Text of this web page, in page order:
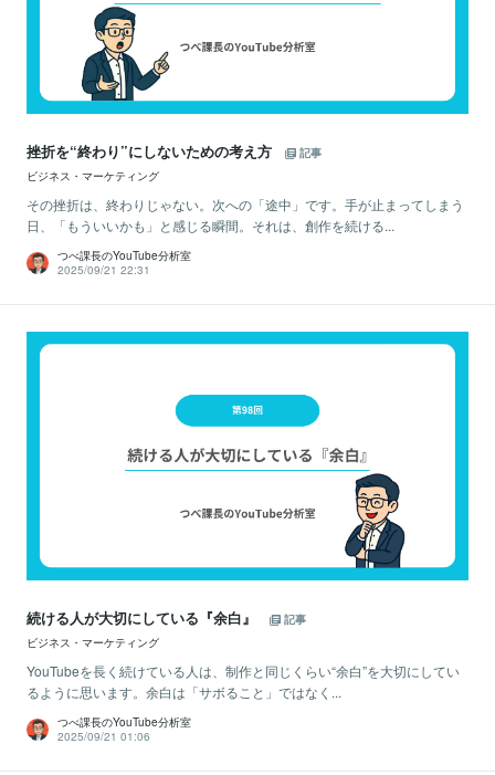
挫折を“終わり”にしないための考え方
記事
ビジネス・マーケティング
その挫折は、終わりじゃない。次への「途中」です。手が止まってしまう
日、「もういいかも」と感じる瞬間。それは、創作を続ける...
つべ課長のYouTube分析室
2025/09/21 22:31
続ける人が大切にしている『余白』
記事
ビジネス・マーケティング
YouTubeを長く続けている人は、制作と同じくらい“余白”を大切にしてい
るように思います。余白は「サボること」ではなく...
つべ課長のYouTube分析室
2025/09/21 01:06